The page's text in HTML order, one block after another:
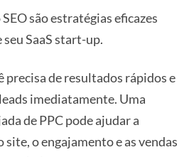
são estratégias eficazes
SaaS start-up.
precisa de resultados rápidos e
imediatamente. Uma
de PPC pode ajudar a
o engajamento e as vendas